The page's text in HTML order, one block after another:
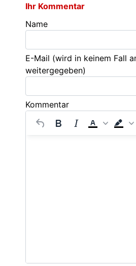
Ihr Kommentar
Name
E-Mail (wird in keinem Fall
weitergegeben)
Kommentar